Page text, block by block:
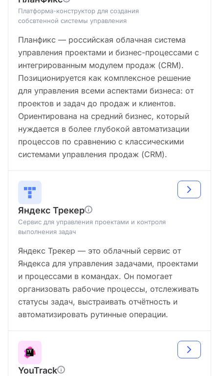
Платформа-конструктор для создания
собсвтенной системы управления
Планфикс — российская облачная система
управления проектами и бизнес-процессами с
интегрированным модулем продаж (CRM).
Позиционируется как комплексное решение
для управления всеми аспектами бизнеса: от
проектов и задач до продаж и клиентов.
Ориентирована на средний бизнес, который
нуждается в более глубокой автоматизации
процессов по сравнению с классическими
системами управления продаж (CRM).
Яндекс Трекер
Сервис для управления проектами и контроля
выполнения задач
Яндекс Трекер — это облачный сервис от
Яндекса для управления задачами, проектами
и процессами в командах. Он помогает
организовать рабочие процессы, отслеживать
статусы задач, выстраивать отчётность и
автоматизировать рутинные операции.
YouTrack